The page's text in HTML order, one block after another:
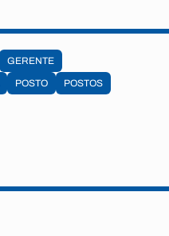
GERENTE
POSTO
POSTOS